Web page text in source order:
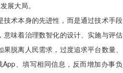
展大局。
术本身的先进性，而是通过技术手段
味着治理数智化的设计、实施与评估
脱离人民需求，过度追求平台数量、
、填写相同信息，反而增加办事负